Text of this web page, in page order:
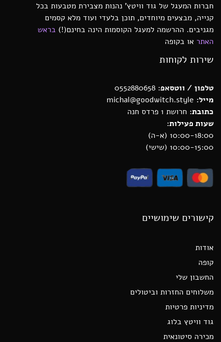
חברות המעגל של גוד וויטץ’ נהנות מצבירת מטבעות בכל
קנייה, מבצעים מיוחדים, תוכן בלעדי ועוד מלא קסמים
מגניבים. ההרשמה למעגל הקוסמות הינה בחינם(!) בראש
האתר או בקופה
שירות לקוחות
טלפון / ווטסאפ: 0552880658
מייל:
כתובת: חרושת 1 פרדס חנה
שעות פעילות:
10:00-18:00 (א-ה)
10:00-15:00 (שישי)
קישורים שימושיים
אודות
קופה
החשבון שלי
משלוחים החזרות וביטולים
מדיניות פרטיות
גוד וויטץ בלוג
מכירה סיטונאית